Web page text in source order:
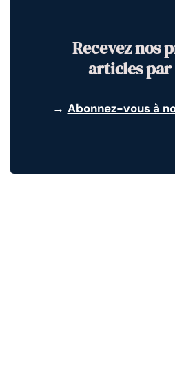
Recevez nos
articles
→ Abonnez-vous à